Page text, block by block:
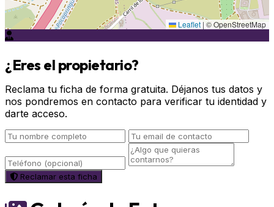
Leaflet | © OpenStreetMap
¿Eres el propietario?
Reclama tu ficha de forma gratuita. Déjanos tus datos y
nos pondremos en contacto para verificar tu identidad y
darte acceso.
Reclamar esta ficha